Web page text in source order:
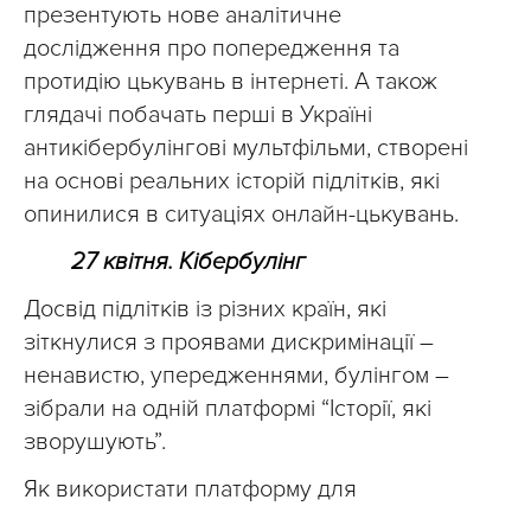
презентують нове аналітичне
дослідження про попередження та
протидію цькувань в інтернеті. А також
глядачі побачать перші в Україні
антикібербулінгові мультфільми, створені
на основі реальних історій підлітків, які
опинилися в ситуаціях онлайн-цькувань.
27 квітня. Кібербулінг
Досвід підлітків із різних країн, які
зіткнулися з проявами дискримінації –
ненавистю, упередженнями, булінгом –
зібрали на одній платформі “Історії, які
зворушують”.
Як використати платформу для